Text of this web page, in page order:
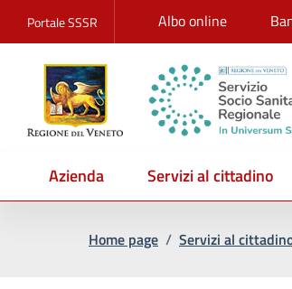
Portale SSSR Albo online
Azienda Servizi al cittadino
Home page / Servizi al